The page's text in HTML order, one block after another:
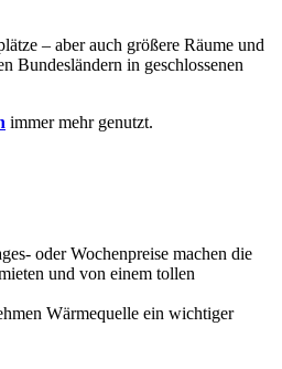
– aber auch größere Räume und
Bundesländern in geschlossenen
immer mehr genutzt.
oder Wochenpreise machen die
und von einem tollen
Wärmequelle ein wichtiger